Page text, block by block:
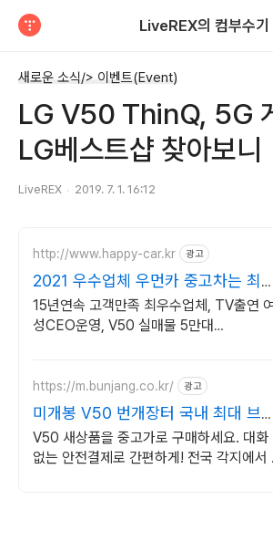
LiveREX의 컴부수기
새로운 소식/> 이벤트(Event)
LG V50 ThinQ, 5G
LG베스트샵 찾아보니
LiveREX 2019. 7. 1. 16:12
http://www.happy-car.kr 광고
2021 우수업체 우먼카 중고차는 최우
수모범업체에서!
15년연속 고객만족 최우수업체, TV출연
성CEO운영, V50 실매물 5만대
https://m.bunjang.co.kr/ 광고
미개봉 V50 번개장터 국내 최대 브랜
드 중고거래
V50 새상품을 중고가로 구매하세요. 대화
없는 안전결제로 간편하게! 전국 각지에서